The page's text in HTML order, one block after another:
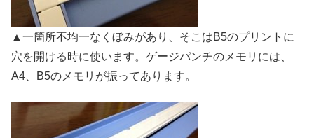
▲一箇所不均一なくぼみがあり、そこはB5のプリントに
穴を開ける時に使います。ゲージパンチのメモリには、
A4、B5のメモリが振ってあります。